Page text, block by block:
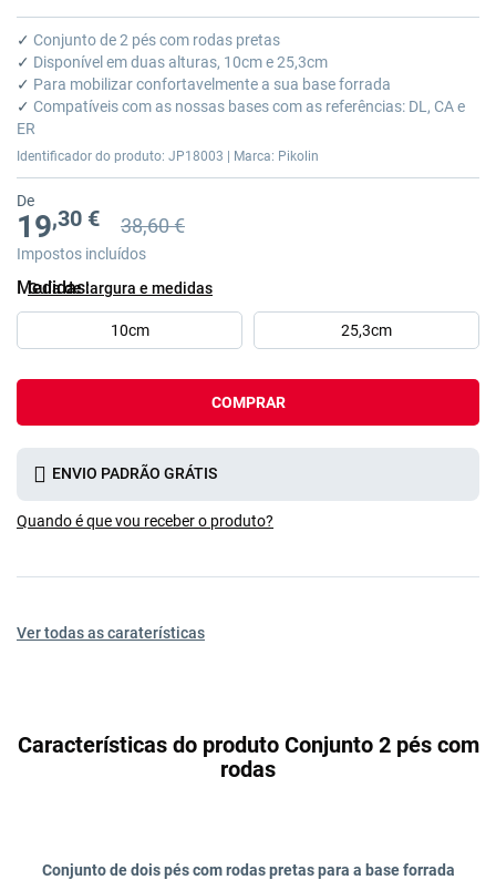
Saltar
para
o
início
da
Galeria
de
✓ Conjunto de 2 pés com rodas pretas
✓ Disponível em duas alturas, 10cm e 25,3cm
✓ Para mobilizar confortavelmente a sua base forrada
✓ Compatíveis com as nossas bases com as referências: DL, CA e
ER
Identificador do produto: JP18003 | Marca: Pikolin
De
19,30 € Preço anterior
Preço anterior 38,60 €
38,60 €
Impostos incluídos
Guía de largura e medidas
Medidas
10cm 25,3cm
COMPRAR
ENVIO PADRÃO GRÁTIS
Quando é que vou receber o produto?
Ver todas as caraterísticas
Características do produto Conjunto 2 pés com
rodas
Conjunto de dois pés com rodas pretas para a base forrada